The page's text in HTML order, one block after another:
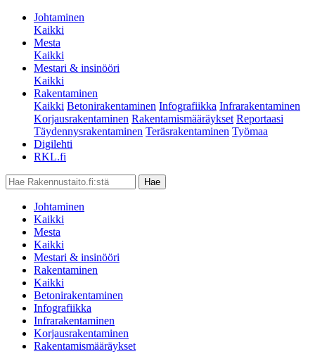
Johtaminen
Kaikki
Mesta
Kaikki
Mestari & insinööri
Kaikki
Rakentaminen
Kaikki Betonirakentaminen Infografiikka Infrarakentaminen
Korjausrakentaminen Rakentamismääräykset Reportaasi
Täydennysrakentaminen Teräsrakentaminen Työmaa
Digilehti
RKL.fi
Johtaminen
Kaikki
Mesta
Kaikki
Mestari & insinööri
Rakentaminen
Kaikki
Betonirakentaminen
Infografiikka
Infrarakentaminen
Korjausrakentaminen
Rakentamismääräykset